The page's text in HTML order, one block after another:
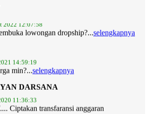
2022 12:07:58
14:59:19
min?... selengkapnya
DARSANA
11:36:33
Ciptakan transfaransi anggaran
selengkapnya